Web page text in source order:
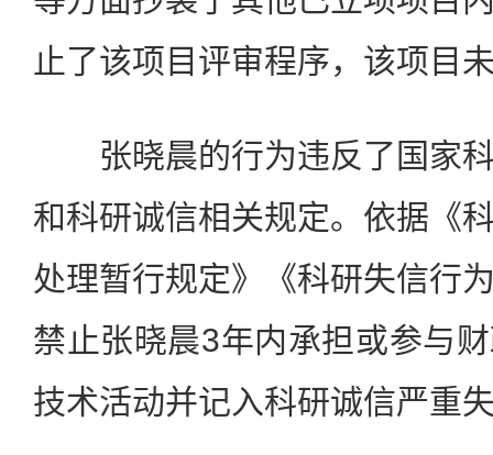
止了该项目评审程序，该项目
张晓晨的行为违反了国家科
和科研诚信相关规定。依据《
处理暂行规定》《科研失信行
禁止张晓晨3年内承担或参与
技术活动并记入科研诚信严重